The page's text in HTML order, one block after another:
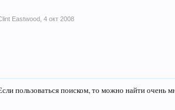
Eastwood 4 окт 2008
пользоваться поиском, то можно найти очень